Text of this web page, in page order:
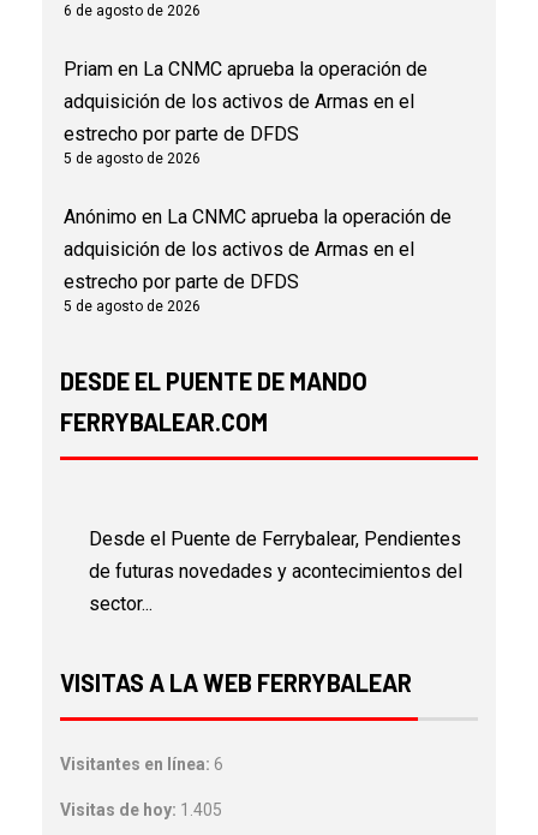
6 de agosto de 2026
Priam en La CNMC aprueba la operación de
adquisición de los activos de Armas en el
estrecho por parte de DFDS
5 de agosto de 2026
Anónimo en La CNMC aprueba la operación de
adquisición de los activos de Armas en el
estrecho por parte de DFDS
5 de agosto de 2026
DESDE EL PUENTE DE MANDO
FERRYBALEAR.COM
Desde el Puente de Ferrybalear, Pendientes
de futuras novedades y acontecimientos del
sector...
VISITAS A LA WEB FERRYBALEAR
Visitantes en línea: 6
Visitas de hoy: 1.405